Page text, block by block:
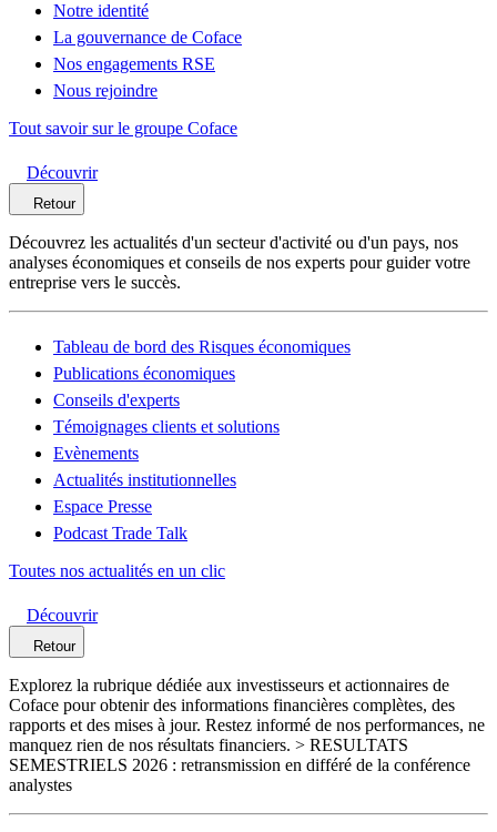
Notre identité
La gouvernance de Coface
Nos engagements RSE
Nous rejoindre
Tout savoir sur le groupe Coface
Découvrir
Retour
Découvrez les actualités d'un secteur d'activité ou d'un pays, nos
analyses économiques et conseils de nos experts pour guider votre
entreprise vers le succès.
Tableau de bord des Risques économiques
Publications économiques
Conseils d'experts
Témoignages clients et solutions
Evènements
Actualités institutionnelles
Espace Presse
Podcast Trade Talk
Toutes nos actualités en un clic
Découvrir
Retour
Explorez la rubrique dédiée aux investisseurs et actionnaires de
Coface pour obtenir des informations financières complètes, des
rapports et des mises à jour. Restez informé de nos performances, ne
manquez rien de nos résultats financiers. > RESULTATS
SEMESTRIELS 2026 : retransmission en différé de la conférence
analystes